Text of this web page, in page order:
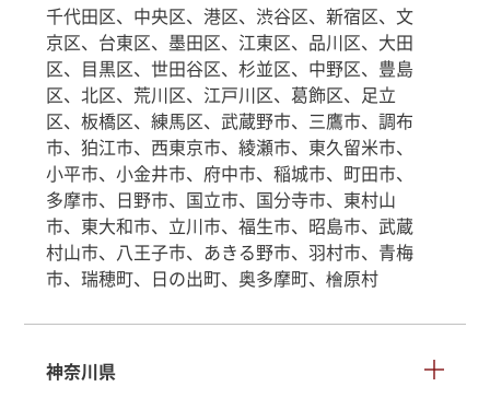
千代田区、中央区、港区、渋谷区、新宿区、文
京区、台東区、墨田区、江東区、品川区、大田
区、目黒区、世田谷区、杉並区、中野区、豊島
区、北区、荒川区、江戸川区、葛飾区、足立
区、板橋区、練馬区、武蔵野市、三鷹市、調布
市、狛江市、西東京市、綾瀬市、東久留米市、
小平市、小金井市、府中市、稲城市、町田市、
多摩市、日野市、国立市、国分寺市、東村山
市、東大和市、立川市、福生市、昭島市、武蔵
村山市、八王子市、あきる野市、羽村市、青梅
市、瑞穂町、日の出町、奥多摩町、檜原村
神奈川県